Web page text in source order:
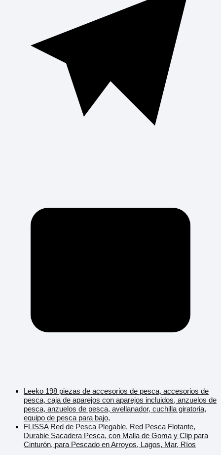
Leeko 198 piezas de accesorios de pesca, accesorios de
pesca, caja de aparejos con aparejos incluidos, anzuelos de
pesca, anzuelos de pesca, avellanador, cuchilla giratoria,
equipo de pesca para bajo,
FLISSA Red de Pesca Plegable, Red Pesca Flotante,
Durable Sacadera Pesca, con Malla de Goma y Clip para
Cinturón, para Pescado en Arroyos, Lagos, Mar, Ríos